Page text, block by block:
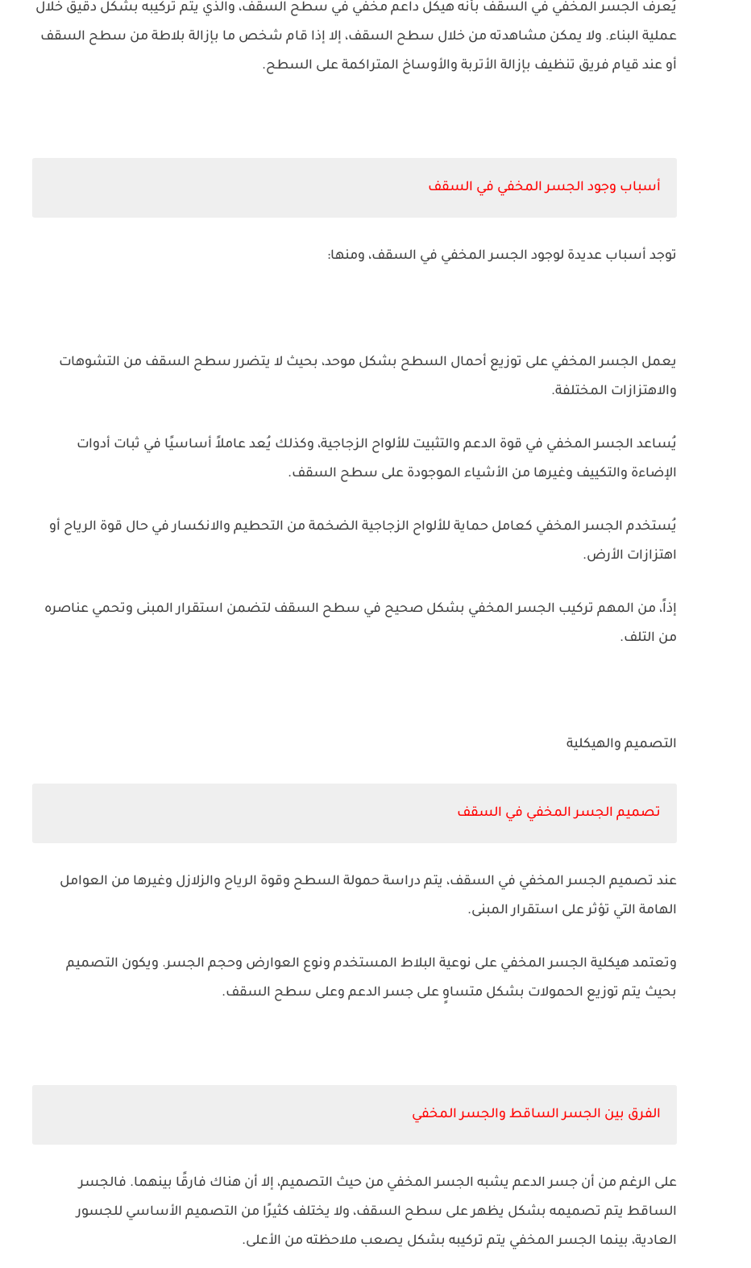
يُعرف الجسر المخفي في السقف بأنه هيكل داعم مخفي في سطح السقف، والذي يتم تركيبه بشكل دقيق خلال
عملية البناء. ولا يمكن مشاهدته من خلال سطح السقف، إلا إذا قام شخص ما بإزالة بلاطة من سطح السقف
أو عند قيام فريق تنظيف بإزالة الأتربة والأوساخ المتراكمة على السطح.
أسباب وجود الجسر المخفي في السقف
توجد أسباب عديدة لوجود الجسر المخفي في السقف، ومنها:
يعمل الجسر المخفي على توزيع أحمال السطح بشكل موحد، بحيث لا يتضرر سطح السقف من التشوهات
والاهتزازات المختلفة.
يُساعد الجسر المخفي في قوة الدعم والتثبيت للألواح الزجاجية، وكذلك يُعد عاملاً أساسيًا في ثبات أدوات
الإضاءة والتكييف وغيرها من الأشياء الموجودة على سطح السقف.
يُستخدم الجسر المخفي كعامل حماية للألواح الزجاجية الضخمة من التحطيم والانكسار في حال قوة الرياح أو
اهتزازات الأرض.
إذاً، من المهم تركيب الجسر المخفي بشكل صحيح في سطح السقف لتضمن استقرار المبنى وتحمي عناصره
من التلف.
التصميم والهيكلية
تصميم الجسر المخفي في السقف
عند تصميم الجسر المخفي في السقف، يتم دراسة حمولة السطح وقوة الرياح والزلازل وغيرها من العوامل
الهامة التي تؤثر على استقرار المبنى.
وتعتمد هيكلية الجسر المخفي على نوعية البلاط المستخدم ونوع العوارض وحجم الجسر. ويكون التصميم
بحيث يتم توزيع الحمولات بشكل متساوٍ على جسر الدعم وعلى سطح السقف.
الفرق بين الجسر الساقط والجسر المخفي
على الرغم من أن جسر الدعم يشبه الجسر المخفي من حيث التصميم، إلا أن هناك فارقًا بينهما. فالجسر
الساقط يتم تصميمه بشكل يظهر على سطح السقف، ولا يختلف كثيرًا من التصميم الأساسي للجسور
العادية، بينما الجسر المخفي يتم تركيبه بشكل يصعب ملاحظته من الأعلى.